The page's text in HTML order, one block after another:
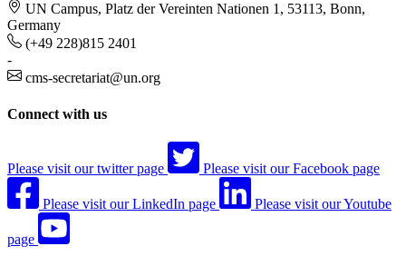
UN Campus, Platz der Vereinten Nationen 1, 53113, Bonn,
Germany
(+49 228)815 2401
-
cms-secretariat@un.org
Connect with us
Please visit our twitter page Please visit our Facebook page
Please visit our LinkedIn page Please visit our Youtube
page